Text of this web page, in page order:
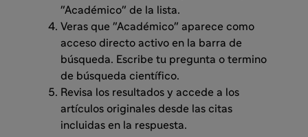
"Académico" de la lista.
Veras que "Académico" aparece como
acceso directo activo en la barra de
búsqueda. Escribe tu pregunta o termino
de búsqueda científico.
Revisa los resultados y accede a los
artículos originales desde las citas
incluidas en la respuesta.